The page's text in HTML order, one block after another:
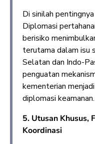
Di sinilah
Diplomasi
berisiko
terutama dalam isu
Selatan dan Indo-
penguatan
kementerian
diplomasi keamanan.
5. Utusan Khusus,
Koordinasi